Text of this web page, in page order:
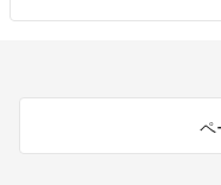
初期不良や動作確認はメー
当方では一切の保証に対応
事前にご了承の上、ご購入ペ